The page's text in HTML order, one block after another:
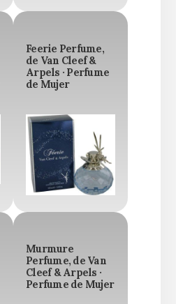
Feerie Perfume,
de Van Cleef &
Arpels · Perfume
de Mujer
Murmure
Perfume, de Van
Cleef & Arpels ·
Perfume de Mujer